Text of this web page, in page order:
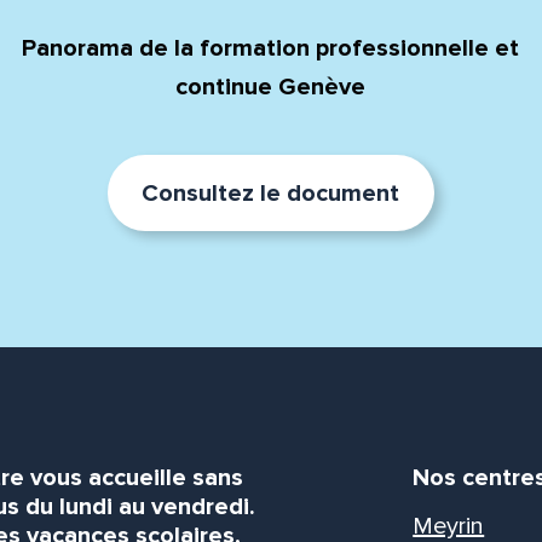
Panorama de la formation professionnelle et
continue Genève
Consultez le document
vous accueille sans
du lundi au vendredi.
vacances scolaires,
Nos
Meyrin